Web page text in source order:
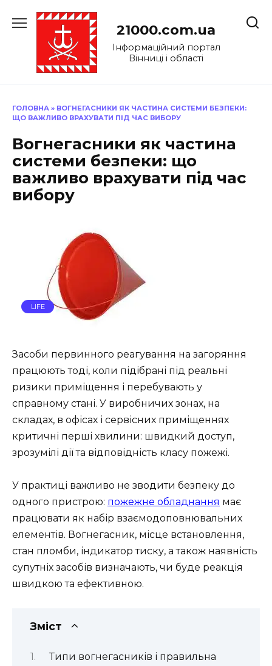
до
21000.com.ua
Інформаційний портал
Вінниці і області
ГОЛОВНА » ВОГНЕГАСНИКИ ЯК ЧАСТИНА СИСТЕМИ БЕЗПЕКИ:
ЩО ВАЖЛИВО ВРАХУВАТИ ПІД ЧАС ВИБОРУ
Вогнегасники як частина
системи безпеки: що
важливо врахувати під час
вибору
LIFE
Засоби первинного реагування на загоряння
працюють тоді, коли підібрані під реальні
ризики приміщення і перебувають у
справному стані. У виробничих зонах, на
складах, в офісах і сервісних приміщеннях
критичні перші хвилини: швидкий доступ,
зрозумілі дії та відповідність класу пожежі.
У практиці важливо не зводити безпеку до
одного пристрою: пожежне обладнання має
працювати як набір взаємодоповнювальних
елементів. Вогнегасник, місце встановлення,
стан пломби, індикатор тиску, а також наявність
супутніх засобів визначають, чи буде реакція
швидкою та ефективною.
Зміст
Типи вогнегасників і правильна